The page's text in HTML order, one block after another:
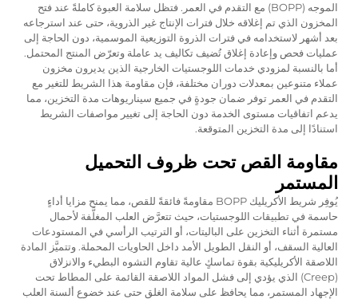
الموجه (BOPP) مع التقدم في العمر. فتظل سلامة العبوة كاملةً عند فتح
المخزون الذي تم إغلاقه خلال فترات الإنتاج غير الذروية، حتى عند استرجاعه
بعد أشهر لاستخدامه في فترات الذروة التوزيعية الموسمية، دون الحاجة إلى
عمليات فحص وإعادة إغلاق تُضيف تكاليف يد عاملة وتعرّض المنتج المحتمل.
أما بالنسبة لمزودي خدمات اللوجستيات الخارجية الذين يديرون مخزون
عملاء متنوعين بمعدلات دوران مختلفة، فإن مقاومة هذا الشريط للتغير مع
التقدم في العمر توفر ضمان جودةٍ في جميع سيناريوهات مدة التخزين، مما
يدعم اتفاقيات مستوى الخدمة دون الحاجة إلى تغيير مواصفات الشريط
استنادًا إلى مدة التخزين المتوقعة.
مقاومة القص تحت ظروف التحميل
المستمر
يُوفِر شريط الأكريليك BOPP مقاومةً فائقةً للقص، مما يمنح مزايا أداءٍ
حاسمة في تطبيقات اللوجستيات، حيث تتعرَّض العلب المغلَّفة لأحمال
مستمرة أثناء التخزين على الباليتات، أو الترتيب الرأسي في المستودعات
العالية السقف، أو النقل الطويل الأمد داخل الحاويات المحملة. وتتميَّز المادة
اللاصقة الأكريليكية بقوة تماسكٍ عالية تقاوم التشوه البطيء والانزلاق
(Creep) الذي يؤدي إلى فشل المواد اللاصقة القائمة على المطاط تحت
الإجهاد المستمر، مما يحافظ على سلامة الغلق حتى عند خضوع ألسنة العلب